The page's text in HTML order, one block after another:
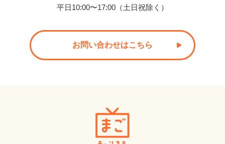
平日10:00〜17:00（土日祝除く）
お問い合わせはこちら